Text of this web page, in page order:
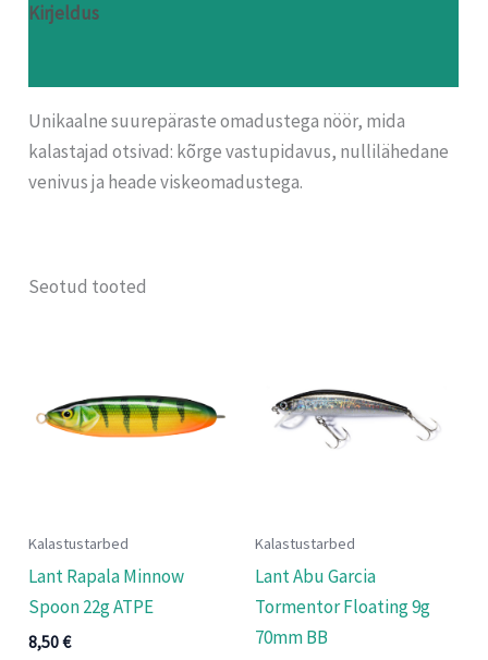
Kirjeldus
Unikaalne suurepäraste omadustega nöör, mida
kalastajad otsivad: kõrge vastupidavus, nullilähedane
venivus ja heade viskeomadustega.
Seotud tooted
Kalastustarbed
Lant Rapala Minnow
Spoon 22g ATPE
8,50€
Kalastustarbed
Lant Abu Garcia
Tormentor Floating 9g
70mm BB